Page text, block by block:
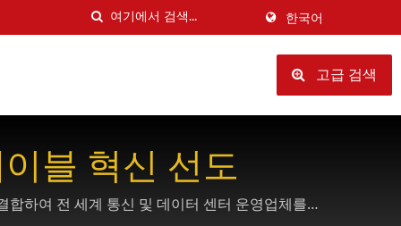
한국어
고급 검색
블 혁신 선도
합하여 전 세계 통신 및 데이터 센터 운영업체를